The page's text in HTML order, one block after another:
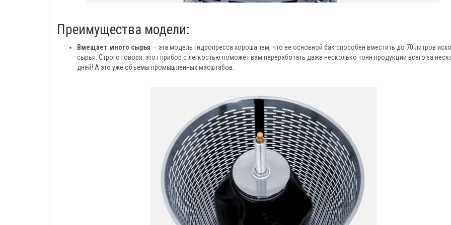
Преимущества модели:
Вмещает много сырья — эта модель гидропресса хороша тем, что ее основной бак способен вместить до 70 литров
сырья. Строго говоря, этот прибор с легкостью поможет вам переработать даже несколько тонн продукции всего за
дней! А это уже объемы промышленных масштабов.